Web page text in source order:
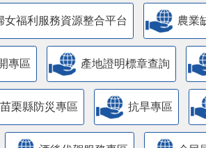
女福利服務資源整合平台 農業
專區 產地證明標章查詢
苗栗縣防災專區 抗旱專區